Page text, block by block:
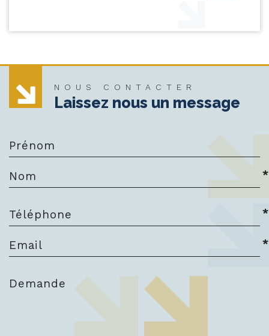
NOUS CONTACTER
Laissez nous un message
Prénom
Nom *
Téléphone *
Email *
Demande